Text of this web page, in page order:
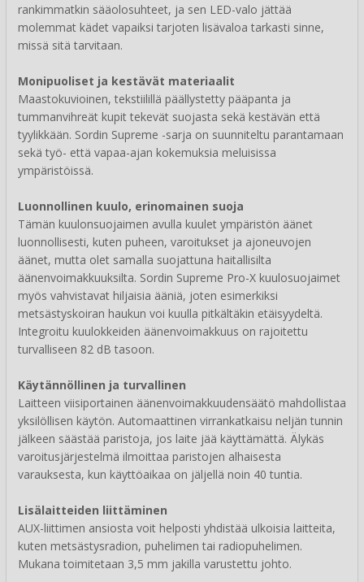
rankimmatkin sääolosuhteet, ja sen LED-valo jättää
molemmat kädet vapaiksi tarjoten lisävaloa tarkasti sinne,
missä sitä tarvitaan.
Monipuoliset ja kestävät materiaalit
Maastokuvioinen, tekstiilillä päällystetty pääpanta ja
tummanvihreät kupit tekevät suojasta sekä kestävän että
tyylikkään. Sordin Supreme -sarja on suunniteltu parantamaan
sekä työ- että vapaa-ajan kokemuksia meluisissa
ympäristöissä.
Luonnollinen kuulo, erinomainen suoja
Tämän kuulonsuojaimen avulla kuulet ympäristön äänet
luonnollisesti, kuten puheen, varoitukset ja ajoneuvojen
äänet, mutta olet samalla suojattuna haitallisilta
äänenvoimakkuuksilta. Sordin Supreme Pro-X kuulosuojaimet
myös vahvistavat hiljaisia ääniä, joten esimerkiksi
metsästyskoiran haukun voi kuulla pitkältäkin etäisyydeltä.
Integroitu kuulokkeiden äänenvoimakkuus on rajoitettu
turvalliseen 82 dB tasoon.
Käytännöllinen ja turvallinen
Laitteen viisiportainen äänenvoimakkuudensäätö mahdollistaa
yksilöllisen käytön. Automaattinen virrankatkaisu neljän tunnin
jälkeen säästää paristoja, jos laite jää käyttämättä. Älykäs
varoitusjärjestelmä ilmoittaa paristojen alhaisesta
varauksesta, kun käyttöaikaa on jäljellä noin 40 tuntia.
Lisälaitteiden liittäminen
AUX-liittimen ansiosta voit helposti yhdistää ulkoisia laitteita,
kuten metsästysradion, puhelimen tai radiopuhelimen.
Mukana toimitetaan 3,5 mm jakilla varustettu johto.